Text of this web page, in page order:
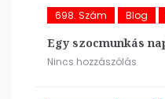
698. Szám Blog
Egy szocmunkás
Nincs hozzászólás